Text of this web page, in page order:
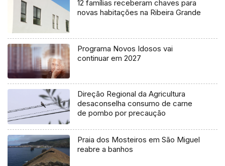
12 famílias receberam chaves para
novas habitações na Ribeira Grande
Programa Novos Idosos vai
continuar em 2027
Direção Regional da Agricultura
desaconselha consumo de carne
de pombo por precaução
Praia dos Mosteiros em São Miguel
reabre a banhos